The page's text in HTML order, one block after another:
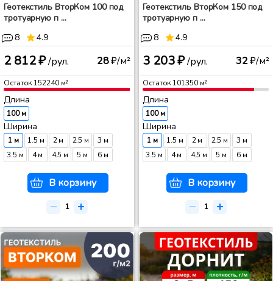
Геотекстиль ВторКом 100 под
тротуарную п ...
8
4.9
2 812 ₽/рул. 28₽/м²
Остаток 152240м²
Длина
100 м
Ширина
1 м 1.5 м 2 м 2.5 м
3 м
3.5 м
4 м 4.5 м 5 м 6 м
В корзину
Геотекстиль ВторКом 150 под
тротуарную п ...
8
4.9
3 203 ₽/рул. 32₽/м²
Остаток 101350м²
Длина
100 м
Ширина
1 м 1.5 м 2 м 2.5 м
3 м
3.5 м
4 м 4.5 м 5 м 6 м
В корзину